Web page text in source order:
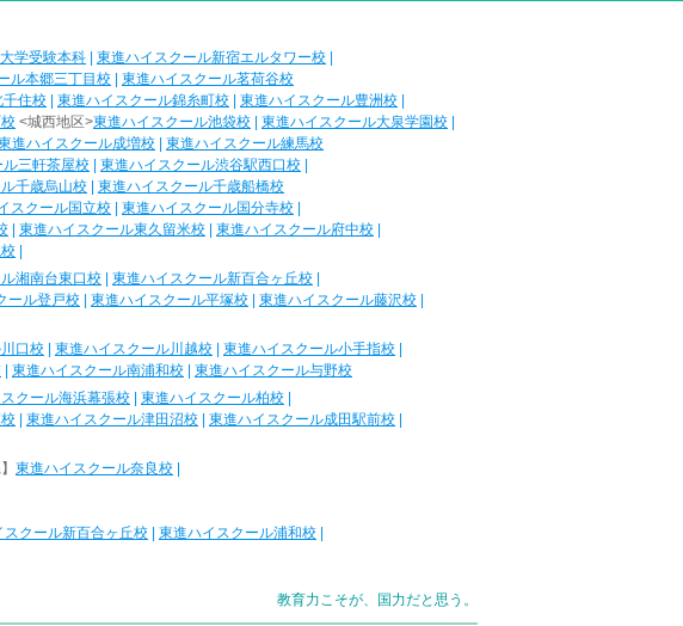
学受験本科 東進ハイスクール新宿エルタワー校
ル本郷三丁目校
東進ハイスクール茗荷谷校
千住校 東進ハイスクール錦糸町校 東進ハイスクール豊洲校
<城西地区>東進ハイスクール池袋校 東進ハイスクール大泉学園校
進ハイスクール成増校
東進ハイスクール練馬校
三軒茶屋校 東進ハイスクール渋谷駅西口校
千歳烏山校
東進ハイスクール千歳船橋校
スクール国立校 東進ハイスクール国分寺校
東進ハイスクール東久留米校 東進ハイスクール府中校
湘南台東口校 東進ハイスクール新百合ヶ丘校
ール登戸校 東進ハイスクール平塚校 東進ハイスクール藤沢校
口校 東進ハイスクール川越校 東進ハイスクール小手指校
東進ハイスクール南浦和校
東進ハイスクール与野校
クール海浜幕張校 東進ハイスクール柏校
東進ハイスクール津田沼校 東進ハイスクール成田駅前校
東進ハイスクール奈良校
スクール新百合ヶ丘校 東進ハイスクール浦和校
教育力こそが、国力だと思う。